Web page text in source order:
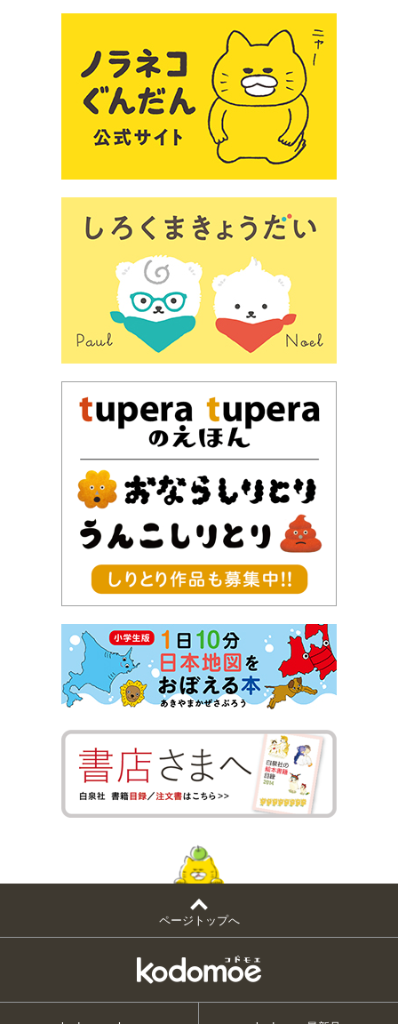
ページトップへ